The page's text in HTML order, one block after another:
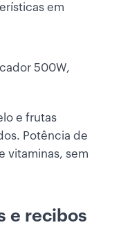
em
500W,
e frutas
Potência de
vitaminas, sem
e recibos